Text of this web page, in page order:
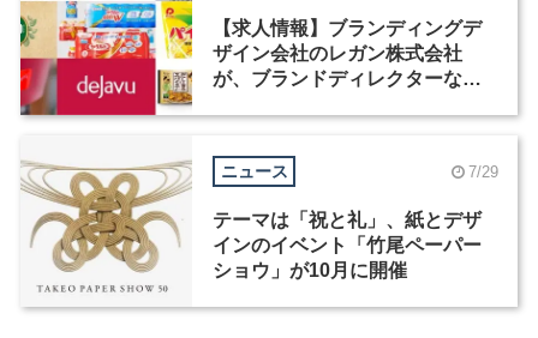
【求人情報】ブランディングデ
ザイン会社のレガン株式会社
が、ブランドディレクターなど3
ニュース 7/29
テーマは「祝と礼」、紙とデザ
インのイベント「竹尾ペーパー
ショウ」が10月に開催